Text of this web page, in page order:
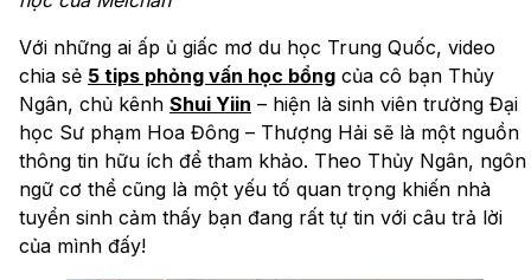
Với những ai ấp ủ giấc mơ du học Trung Quốc, video
chia sẻ 5 tips phỏng vấn học bổng của cô bạn Thủy
Ngân, chủ kênh Shui Yiin – hiện là sinh viên trường Đại
học Sư phạm Hoa Đông – Thượng Hải sẽ là một nguồn
thông tin hữu ích để tham khảo. Theo Thủy Ngân, ngôn
ngữ cơ thể cũng là một yếu tố quan trọng khiến nhà
tuyển sinh cảm thấy bạn đang rất tự tin với câu trả lời
của mình đấy!